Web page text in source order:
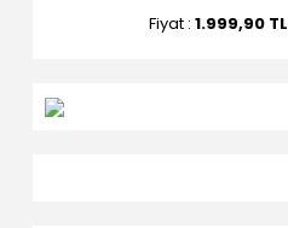
Fiyat :1.999,90 TL